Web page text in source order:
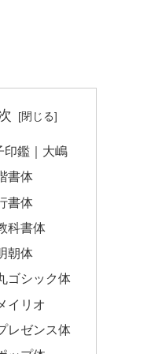
印鑑｜大嶋
書体
書体
科書体
朝体
ゴシック体
イリオ
レゼンス体